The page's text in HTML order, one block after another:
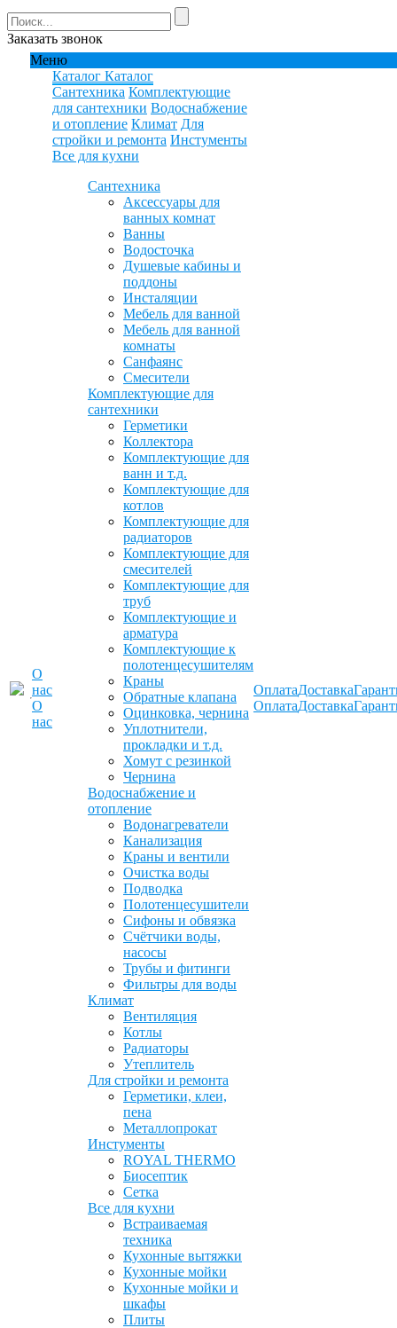
Заказать звонок
Меню
О
нас
О
нас
Каталог Каталог
Сантехника Комплектующие
для сантехники Водоснабжение
и отопление Климат Для
стройки и ремонта Инстументы
Все для кухни
Сантехника
Аксессуары для
ванных комнат
Ванны
Водосточка
Душевые кабины и
поддоны
Инсталяции
Мебель для ванной
Мебель для ванной
комнаты
Санфаянс
Смесители
Комплектующие для
сантехники
Герметики
Коллектора
Комплектующие для
ванн и т.д.
Комплектующие для
котлов
Комплектующие для
радиаторов
Комплектующие для
смесителей
Комплектующие для
труб
Комплектующие и
арматура
Комплектующие к
полотенцесушителям
Краны
Обратные клапана
Оцинковка, чернина
Уплотнители,
прокладки и т.д.
Хомут с резинкой
Чернина
Водоснабжение и
отопление
Водонагреватели
Канализация
Краны и вентили
Очистка воды
Подводка
Полотенцесушители
Сифоны и обвязка
Счётчики воды,
насосы
Трубы и фитинги
Фильтры для воды
Климат
Вентиляция
Котлы
Радиаторы
Утеплитель
Для стройки и ремонта
Герметики, клеи,
пена
Металлопрокат
Инстументы
ROYAL THERMO
Биосептик
Сетка
Все для кухни
Встраиваемая
техника
Кухонные вытяжки
Кухонные мойки
Кухонные мойки и
шкафы
Плиты
Оплата
Оплата
Доставка
Доставка